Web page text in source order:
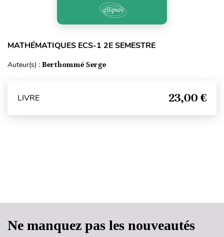
MATHÉMATIQUES ECS-1 2E SEMESTRE
Auteur(s) : Berthommé Serge
LIVRE 23,00 €
Ne manquez pas les nouveautés